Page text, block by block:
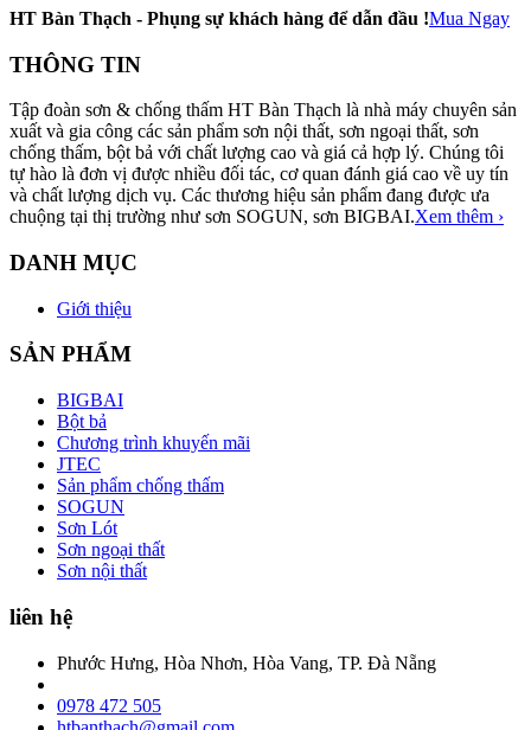
HT Bàn Thạch - Phụng sự khách hàng để dẫn đầu !Mua Ngay
THÔNG TIN
Tập đoàn sơn & chống thấm HT Bàn Thạch là nhà máy chuyên sản
xuất và gia công các sản phẩm sơn nội thất, sơn ngoại thất, sơn
chống thấm, bột bả với chất lượng cao và giá cả hợp lý. Chúng tôi
tự hào là đơn vị được nhiều đối tác, cơ quan đánh giá cao về uy tín
và chất lượng dịch vụ. Các thương hiệu sản phẩm đang được ưa
chuộng tại thị trường như sơn SOGUN, sơn BIGBAI.Xem thêm ›
DANH MỤC
Giới thiệu
SẢN PHẨM
BIGBAI
Bột bả
Chương trình khuyến mãi
JTEC
Sản phẩm chống thấm
SOGUN
Sơn Lót
Sơn ngoại thất
Sơn nội thất
liên hệ
Phước Hưng, Hòa Nhơn, Hòa Vang, TP. Đà Nẵng
0978 472 505